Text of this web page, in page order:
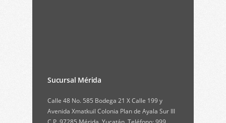
Sucursal Mérida
Calle 48 No. 585 Bodega 21 X Calle 199 y
Avenida Xmatkuil Colonia Plan de Ayala Sur III